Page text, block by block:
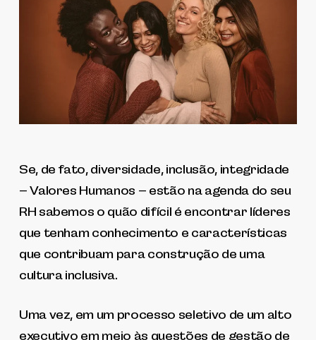
Se, de fato, diversidade, inclusão, integridade
– Valores Humanos – estão na agenda do seu
RH sabemos o quão difícil é encontrar líderes
que tenham conhecimento e características
que contribuam para construção de uma
cultura inclusiva.
Uma vez, em um processo seletivo de um alto
executivo em meio às questões de gestão de